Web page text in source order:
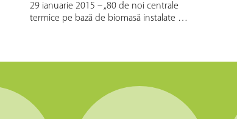
29 ianuarie 2015 – „80 de noi centrale
termice pe bază de biomasă instalate …